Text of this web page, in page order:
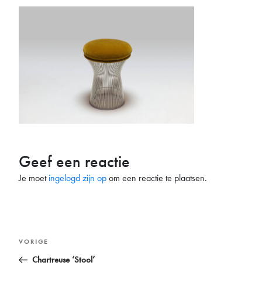
Geef een reactie
Je moetingelogd zijn opom een reactie te plaatsen.
Bericht
navigatie
Vorig
bericht
VORIGE
Chartreuse ‘Stool’